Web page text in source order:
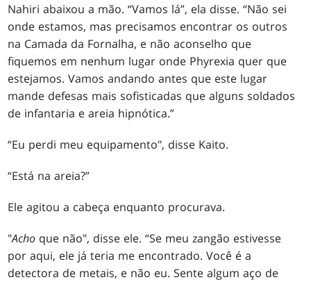
Nahiri abaixou a mão. “Vamos lá”, ela disse. “Não sei
onde estamos, mas precisamos encontrar os outros
na Camada da Fornalha, e não aconselho que
fiquemos em nenhum lugar onde Phyrexia quer que
estejamos. Vamos andando antes que este lugar
mande defesas mais sofisticadas que alguns soldados
de infantaria e areia hipnótica.”
“Eu perdi meu equipamento", disse Kaito.
“Está na areia?”
Ele agitou a cabeça enquanto procurava.
"Acho que não", disse ele. “Se meu zangão estivesse
por aqui, ele já teria me encontrado. Você é a
detectora de metais, e não eu. Sente algum aço de